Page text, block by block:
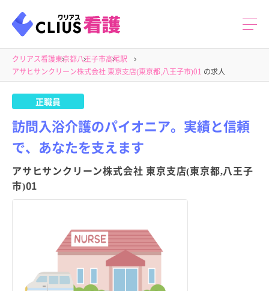
クリアス看護東京都八王子市高尾駅
アサヒサンクリーン株式会社 東京支店(東京都,八王子市)01 の求人
正職員
訪問入浴介護のパイオニア。実績と信頼
で、あなたを支えます
アサヒサンクリーン株式会社 東京支店(東京都,八王子
市)01